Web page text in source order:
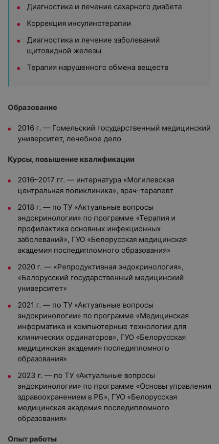
Диагностика и лечение сахарного диабета
Коррекция инсулинотерапии
Диагностика и лечение заболеваний
щитовидной железы
Терапия нарушенного обмена веществ
Образование
2016 г. — Гомельский государственный медицинский
университет, лечебное дело
Курсы, повышение квалификации
2016–2017 гг. — интернатура «Могилевская
центральная поликлиника», врач-терапевт
2018 г. — по ТУ «Актуальные вопросы
эндокринологии» по программе «Терапия и
профилактика основных инфекционных
заболеваний», ГУО «Белорусская медицинская
академия последипломного образования»
2020 г. — «Репродуктивная эндокринология»,
«Белорусский государственный медицинский
университет»
2021 г. — по ТУ «Актуальные вопросы
эндокринологии» по программе «Медицинская
информатика и компьютерные технологии для
клинических ординаторов», ГУО «Белорусская
медицинская академия последипломного
образования»
2023 г. — по ТУ «Актуальные вопросы
эндокринологии» по программе «Основы управления
здравоохранением в РБ», ГУО «Белорусская
медицинская академия последипломного
образования»
Опыт работы